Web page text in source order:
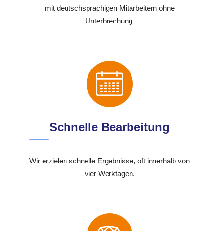
mit deutschsprachigen Mitarbeitern ohne
Unterbrechung.
Schnelle Bearbeitung
Wir erzielen schnelle Ergebnisse, oft innerhalb von
vier Werktagen.